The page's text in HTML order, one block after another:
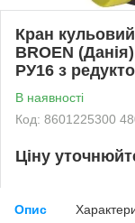
Кран
BROEN
РУ16 з
В наявності
Код: 8601225300
Ціну
Опис